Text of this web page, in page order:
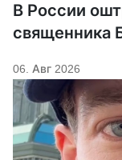
В России
священника
06. Авг 2026